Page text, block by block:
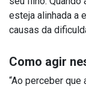
esteja alinhada a
causas da
Como agir
“Ao perceber